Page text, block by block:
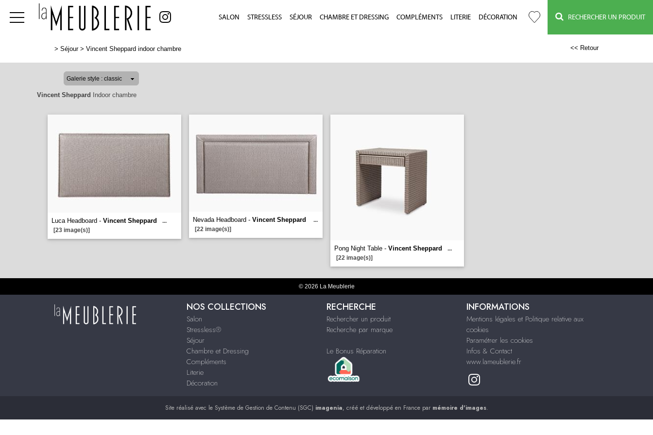
SALON STRESSLESS SÉJOUR CHAMBRE ET DRESSING COMPLÉMENTS LITERIE DÉCORATION RECHERCHER UN PRODUIT
> Séjour> Vincent Sheppard indoor chambre << Retour
Vincent Sheppard Indoor chambre
Luca Headboard - Vincent Sheppard
...
[23 image(s)]
Nevada Headboard - Vincent Sheppard
...
[22 image(s)]
Pong Night Table - Vincent Sheppard
...
[22 image(s)]
© 2026 La Meublerie
NOS COLLECTIONS
Salon
Stressless®
Séjour
Chambre et Dressing
Compléments
Literie
Décoration
RECHERCHE
Rechercher un produit
Recherche par marque
Le Bonus Réparation
INFORMATIONS
Mentions légales et Politique relative aux
cookies
Paramétrer les cookies
Infos & Contact
www.lameublerie.fr
Site réalisé avec le Système de Gestion de Contenu (SGC) imagenia, créé et développé en France par mémoire d'images.